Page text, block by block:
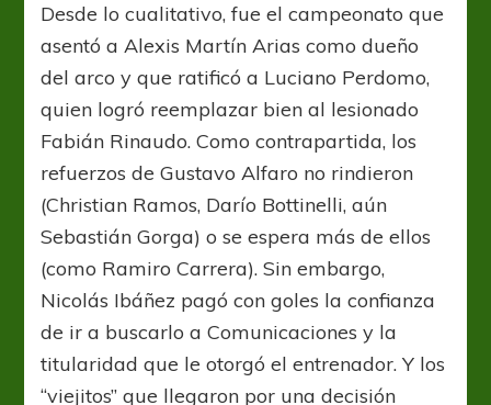
Desde lo cualitativo, fue el campeonato que
asentó a Alexis Martín Arias como dueño
del arco y que ratificó a Luciano Perdomo,
quien logró reemplazar bien al lesionado
Fabián Rinaudo. Como contrapartida, los
refuerzos de Gustavo Alfaro no rindieron
(Christian Ramos, Darío Bottinelli, aún
Sebastián Gorga) o se espera más de ellos
(como Ramiro Carrera). Sin embargo,
Nicolás Ibáñez pagó con goles la confianza
de ir a buscarlo a Comunicaciones y la
titularidad que le otorgó el entrenador. Y los
“viejitos” que llegaron por una decisión